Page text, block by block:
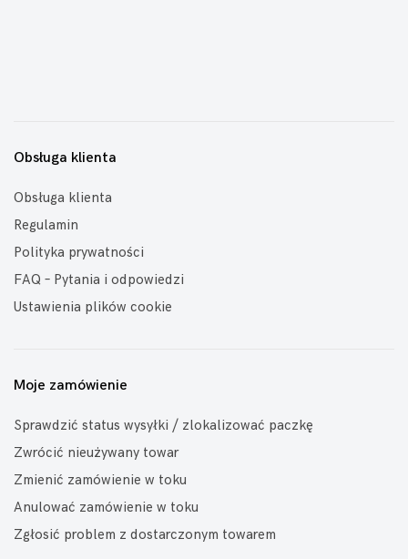
Obsługa klienta
Obsługa klienta
Regulamin
Polityka prywatności
FAQ – Pytania i odpowiedzi
Ustawienia plików cookie
Moje zamówienie
Sprawdzić status wysyłki / zlokalizować paczkę
Zwrócić nieużywany towar
Zmienić zamówienie w toku
Anulować zamówienie w toku
Zgłosić problem z dostarczonym towarem